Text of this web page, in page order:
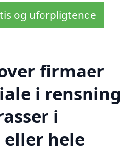
og uforpligtende
firmaer
i rensning
i
eller hele